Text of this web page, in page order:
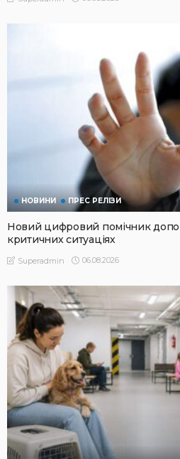
НОВИНИ ПРЕС РЕЛІЗИ
Новий цифровий помічник
критичних ситуаціях
Superadmin 06.08.2026